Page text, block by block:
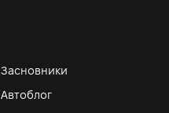
Засновники
Автоблог